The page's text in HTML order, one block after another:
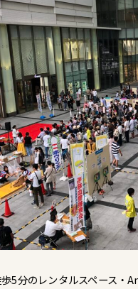
5分のレンタルスペース・